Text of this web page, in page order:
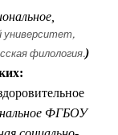
университет,
филология.)
ФГБОУ